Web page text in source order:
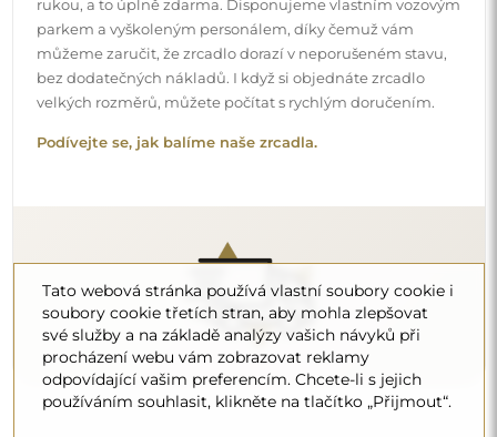
Snadná montáž
Zajišťujeme výrobu a dodání zrcadel, zatímco montáž je
na vaší straně. Vzhledem ke specifičnosti každého prostoru
nenabízíme standardní montážní příslušenství. To vám
nejlépe vyhovují vašim stěnám a potřebám.
Čištění a péče
Tato webová stránka používá vlastní soubory cookie i
soubory cookie třetích stran, aby mohla zlepšovat
své služby a na základě analýzy vašich návyků při
procházení webu vám zobrazovat reklamy
odpovídající vašim preferencím. Chcete-li s jejich
používáním souhlasit, klikněte na tlačítko „Přijmout“.